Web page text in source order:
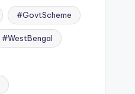
#GovtScheme
#WestBengal